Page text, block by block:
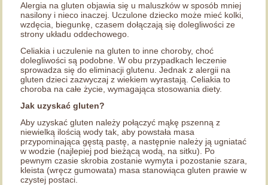
Alergia na gluten objawia się u maluszków w sposób mniej
nasilony i nieco inaczej. Uczulone dziecko może mieć kolki,
wzdęcia, biegunkę, czasem dołączają się dolegliwości ze
strony układu oddechowego.
Celiakia i uczulenie na gluten to inne choroby, choć
dolegliwości są podobne. W obu przypadkach leczenie
sprowadza się do eliminacji glutenu. Jednak z alergii na
gluten dzieci zazwyczaj z wiekiem wyrastają. Celiakia to
choroba na całe życie, wymagająca stosowania diety.
Jak uzyskać gluten?
Aby uzyskać gluten należy połączyć mąkę pszenną z
niewielką ilością wody tak, aby powstała masa
przypominająca gęstą pastę, a następnie należy ją ugniatać
w wodzie (najlepiej pod bieżącą wodą, na sitku). Po
pewnym czasie skrobia zostanie wymyta i pozostanie szara,
kleista (wręcz gumowata) masa stanowiąca gluten prawie w
czystej postaci.